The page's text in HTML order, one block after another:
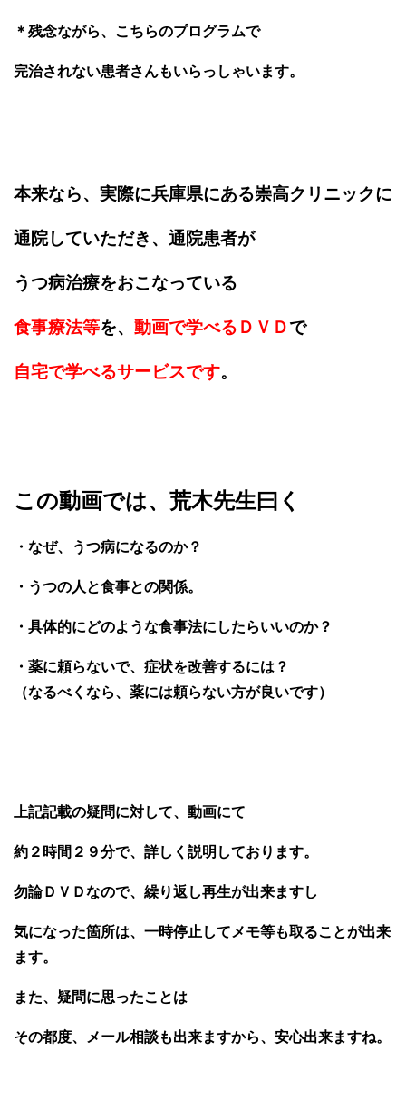
＊残念ながら、こちらのプログラムで
完治されない患者さんもいらっしゃいます。
本来なら、実際に兵庫県にある崇高クリニックに
通院していただき、通院患者が
うつ病治療をおこなっている
食事療法等を、 動画で学べるＤＶＤで
自宅で学べるサービスです。
この動画では、荒木先生曰く
・なぜ、うつ病になるのか？
・うつの人と食事との関係。
・具体的にどのような食事法にしたらいいのか？
・薬に頼らないで、症状を改善するには？
（なるべくなら、薬には頼らない方が良いです）
上記記載の疑問に対して、動画にて
約２時間２９分で、詳しく説明しております。
勿論ＤＶＤなので、繰り返し再生が出来ますし
気になった箇所は、一時停止してメモ等も取ることが出来
ます。
また、疑問に思ったことは
その都度、メール相談も出来ますから、安心出来ますね。